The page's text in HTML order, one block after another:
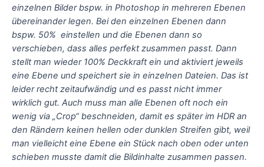
einzelnen Bilder bspw. in Photoshop in mehreren Ebenen
übereinander legen. Bei den einzelnen Ebenen dann
bspw. 50% einstellen und die Ebenen dann so
verschieben, dass alles perfekt zusammen passt. Dann
stellt man wieder 100% Deckkraft ein und aktiviert jeweils
eine Ebene und speichert sie in einzelnen Dateien. Das ist
leider recht zeitaufwändig und es passt nicht immer
wirklich gut. Auch muss man alle Ebenen oft noch ein
wenig via „Crop“ beschneiden, damit es später im HDR an
den Rändern keinen hellen oder dunklen Streifen gibt, weil
man vielleicht eine Ebene ein Stück nach oben oder unten
schieben musste damit die Bildinhalte zusammen passen.